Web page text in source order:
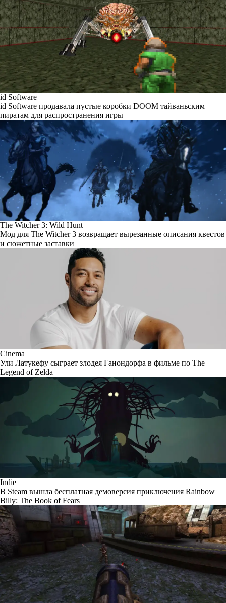
id Software
id Software продавала пустые коробки DOOM тайваньским
пиратам для распространения игры
The Witcher 3: Wild Hunt
Мод для The Witcher 3 возвращает вырезанные описания квестов
и сюжетные заставки
Cinema
Ули Латукефу сыграет злодея Ганондорфа в фильме по The
Legend of Zelda
Indie
В Steam вышла бесплатная демоверсия приключения Rainbow
Billy: The Book of Fears